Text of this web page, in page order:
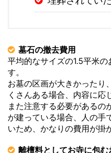
墓石の撤去費用
平均的なサイズの1.5平米の
す。
お墓の区画が大きかったり
くさんある場合、内容に応
また注意する必要があるの
が建っている場合、人の手
いため、かなりの費用が掛
離檀料としてお寺に包む